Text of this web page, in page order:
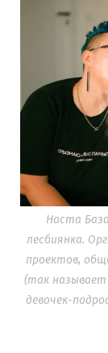
Наста
лесбиянка.
проектов,
(так
девочек-